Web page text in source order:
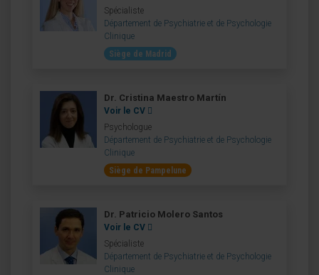
Spécialiste
Département de Psychiatrie et de Psychologie
Clinique
Siège de Madrid
Dr. Cristina Maestro Martín
Voir le CV
Psychologue
Département de Psychiatrie et de Psychologie
Clinique
Siège de Pampelune
Dr. Patricio Molero Santos
Voir le CV
Spécialiste
Département de Psychiatrie et de Psychologie
Clinique